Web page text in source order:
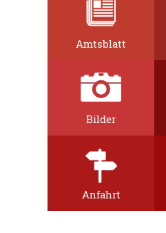
Amtsblatt
Bilder
Anfahrt